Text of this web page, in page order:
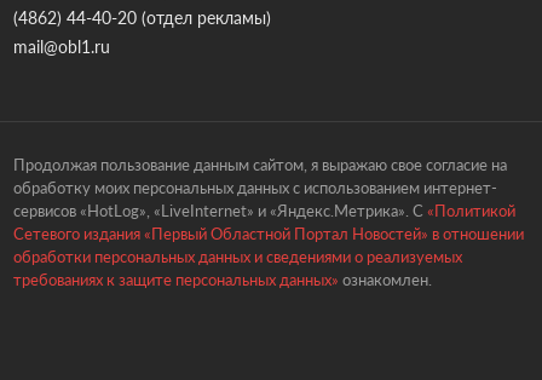
(4862) 44-40-20(отдел рекламы)
mail@obl1.ru
Продолжая пользование данным сайтом, я выражаю свое согласие на
обработку моих персональных данных с использованием интернет-
сервисов «HotLog», «LiveInternet» и «Яндекс.Метрика». С «Политикой
Сетевого издания «Первый Областной Портал Новостей» в отношении
обработки персональных данных и сведениями о реализуемых
требованиях к защите персональных данных» ознакомлен.